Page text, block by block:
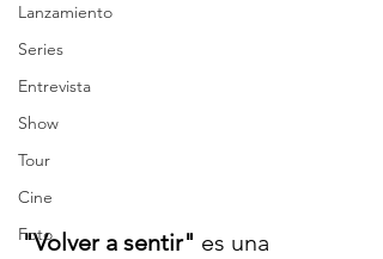
Lanzamiento
Series
Entrevista
Show
Tour
Cine
Foto
"Volver a sentir" es una